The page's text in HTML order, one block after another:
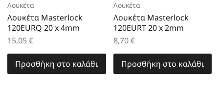
Λουκέτα
Λουκέτα Masterlock
120EURQ 20 x 4mm
15,05€
Προσθήκη στο καλάθι
Λουκέτα
Λουκέτα Masterlock
120EURT 20 x 2mm
8,70€
Προσθήκη στο καλάθι